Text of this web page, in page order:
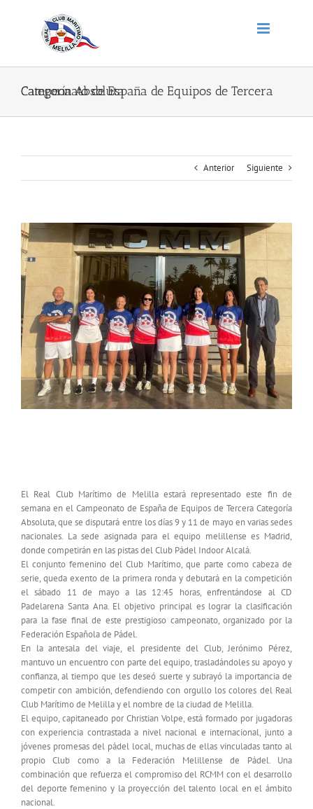
Campeonato de España de Equipos de Tercera Categoría Absoluta
Anterior Siguiente
Ver
imagen
más
grande
El Real Club Marítimo de Melilla estará representado este fin de
semana en el Campeonato de España de Equipos de Tercera Categoría
Absoluta, que se disputará entre los días 9 y 11 de mayo en varias sedes
nacionales. La sede asignada para el equipo melillense es Madrid,
donde competirán en las pistas del Club Pádel Indoor Alcalá.
El conjunto femenino del Club Marítimo, que parte como cabeza de
serie, queda exento de la primera ronda y debutará en la competición
el sábado 11 de mayo a las 12:45 horas, enfrentándose al CD
Padelarena Santa Ana. El objetivo principal es lograr la clasificación
para la fase final de este prestigioso campeonato, organizado por la
Federación Española de Pádel.
En la antesala del viaje, el presidente del Club, Jerónimo Pérez,
mantuvo un encuentro con parte del equipo, trasladándoles su apoyo y
confianza, al tiempo que les deseó suerte y subrayó la importancia de
competir con ambición, defendiendo con orgullo los colores del Real
Club Marítimo de Melilla y el nombre de la ciudad de Melilla.
El equipo, capitaneado por Christian Volpe, está formado por jugadoras
con experiencia contrastada a nivel nacional e internacional, junto a
jóvenes promesas del pádel local, muchas de ellas vinculadas tanto al
propio Club como a la Federación Melillense de Pádel. Una
combinación que refuerza el compromiso del RCMM con el desarrollo
del deporte femenino y la proyección del talento local en el ámbito
nacional.